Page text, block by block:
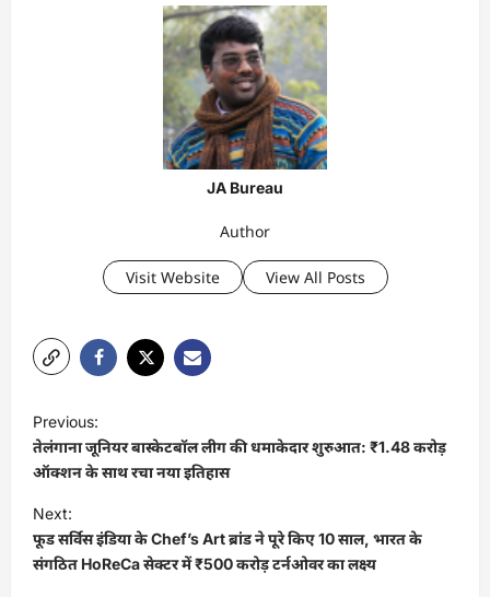
JA Bureau
Author
Visit Website View All Posts
P
o
s
t
n
a
Previous:
तेलंगाना जूनियर बास्केटबॉल लीग की धमाकेदार शुरुआत: ₹1.48 करोड़
ऑक्शन के साथ रचा नया इतिहास
Next:
फूड सर्विस इंडिया के Chef’s Art ब्रांड ने पूरे किए 10 साल, भारत के
संगठित HoReCa सेक्टर में ₹500 करोड़ टर्नओवर का लक्ष्य